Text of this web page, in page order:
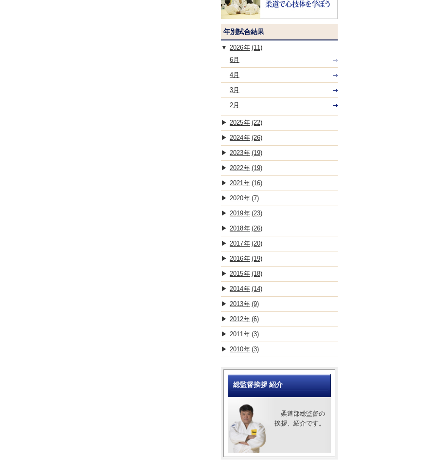
年別試合結果
2026
(11)
6月
4月
3月
2月
2025 (22)
2024 (26)
2023 (19)
2022 (19)
2021 (16)
2020 (7)
2019 (23)
2018 (26)
2017 (20)
2016 (19)
2015 (18)
2014 (14)
2013 (9)
2012 (6)
2011 (3)
2010 (3)
総監督挨拶 紹介
柔道部総監督の
挨拶、紹介です。